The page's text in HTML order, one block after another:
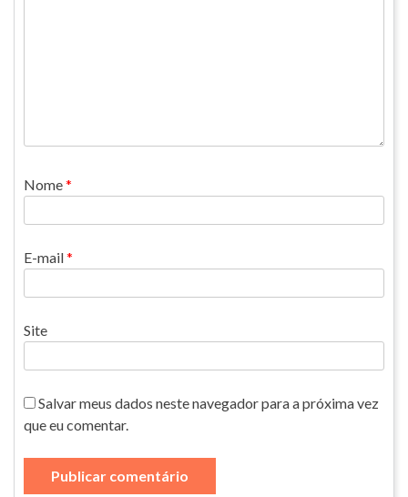
Nome*
E-mail*
Site
Salvar meus dados neste navegador para a próxima vez
que eu comentar.